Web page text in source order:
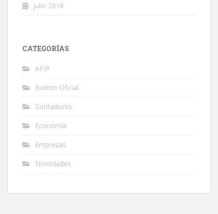
julio 2018
CATEGORÍAS
AFIP
Boletín Oficial
Contadores
Economía
Empresas
Novedades